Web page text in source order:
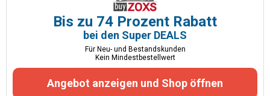
Bis zu 74 Prozent Rabatt
bei den Super DEALS
Für Neu- und Bestandskunden
Kein Mindestbestellwert
Angebot anzeigen und Shop öffnen